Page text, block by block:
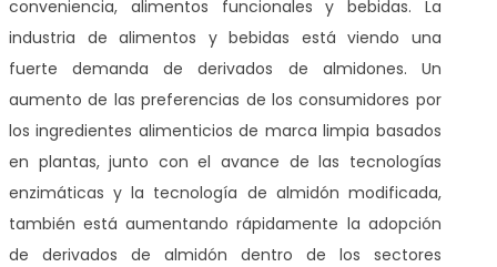
conveniencia, alimentos funcionales y bebidas. La
industria de alimentos y bebidas está viendo una
fuerte demanda de derivados de almidones. Un
aumento de las preferencias de los consumidores por
los ingredientes alimenticios de marca limpia basados
en plantas, junto con el avance de las tecnologías
enzimáticas y la tecnología de almidón modificada,
también está aumentando rápidamente la adopción
de derivados de almidón dentro de los sectores